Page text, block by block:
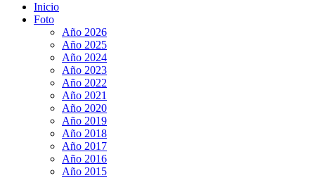
Inicio
Foto
Año 2026
Año 2025
Año 2024
Año 2023
Año 2022
Año 2021
Año 2020
Año 2019
Año 2018
Año 2017
Año 2016
Año 2015